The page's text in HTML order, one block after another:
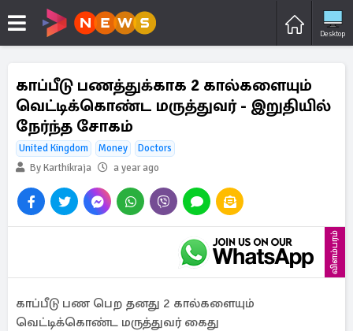
Desktop
காப்பீடு பணத்துக்காக 2 கால்களையும்
வெட்டிக்கொண்ட மருத்துவர் - இறுதியில்
நேர்ந்த சோகம்
United Kingdom Money
Doctors
By Karthikraja
a year ago
விளம்பரம்
காப்பீடு பண பெற தனது 2 கால்களையும்
வெட்டிக்கொண்ட மருத்துவர் கைது